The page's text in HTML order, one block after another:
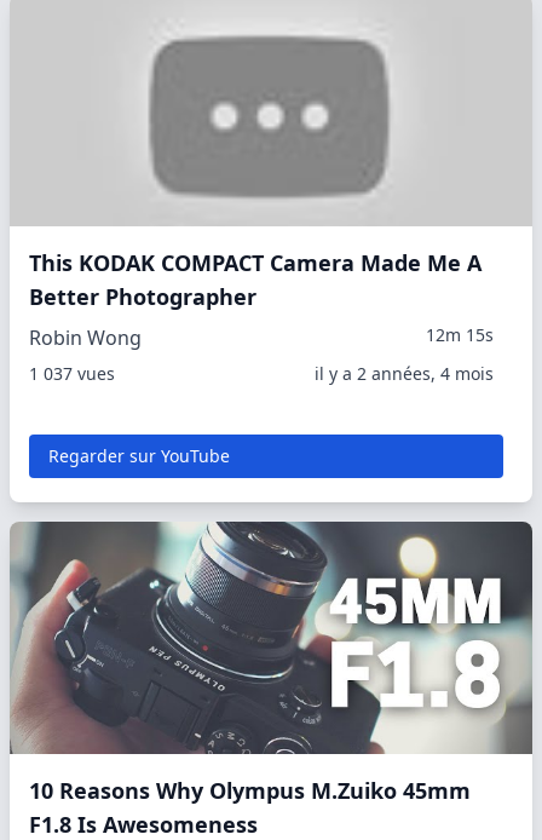
This KODAK COMPACT Camera Made Me A
Better Photographer
Robin Wong
12m 15s
1 037 vues
il y a 2 années, 4 mois
Regarder sur YouTube
10 Reasons Why Olympus M.Zuiko 45mm
F1.8 Is Awesomeness